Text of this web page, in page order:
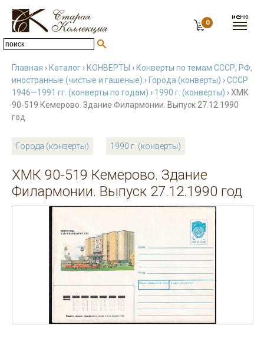
0
Главная › Каталог › КОНВЕРТЫ › Конверты по темам СССР, РФ,
иностранные (чистые и гашеные) › Города (конверты) ›СССР
1946—1991 гг. (конверты по годам) › 1990 г. (конверты) › ХМК
90-519 Кемерово. Здание Филармонии. Выпуск 27.12.1990
год
Города (конверты) 1990 г. (конверты)
ХМК 90-519 Кемерово. Здание
Филармонии. Выпуск 27.12.1990 год